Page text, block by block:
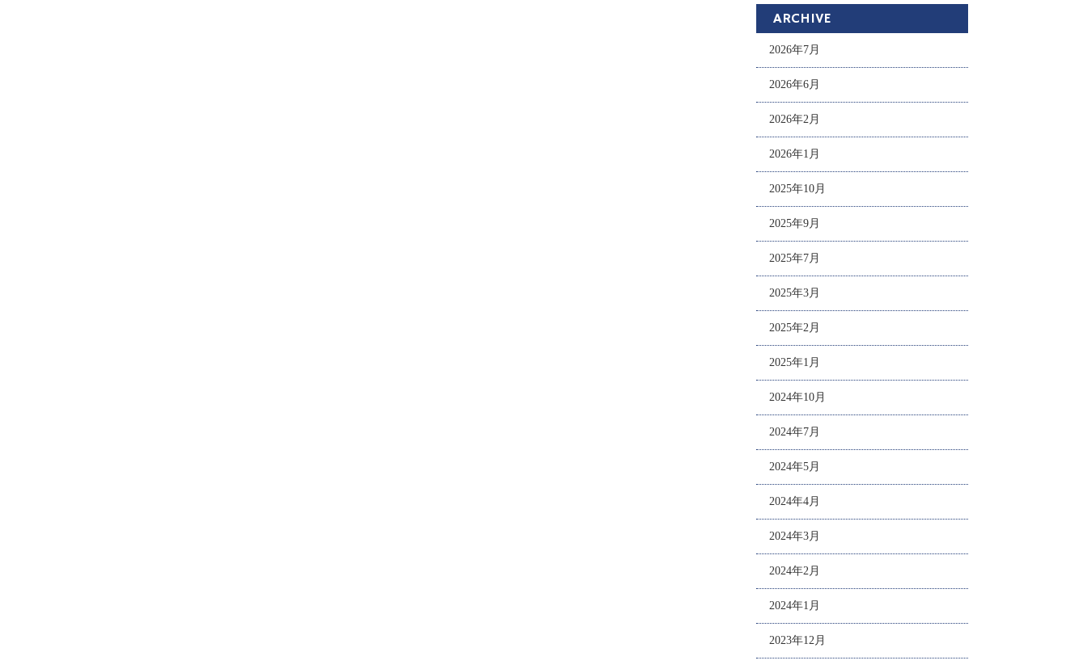
ARCHIVE
2026年7月
2026年6月
2026年2月
2026年1月
2025年10月
2025年9月
2025年7月
2025年3月
2025年2月
2025年1月
2024年10月
2024年7月
2024年5月
2024年4月
2024年3月
2024年2月
2024年1月
2023年12月